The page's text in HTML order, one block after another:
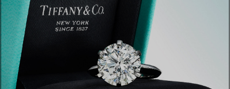
EINEN STORE IN IHRER NÄHE FINDEN